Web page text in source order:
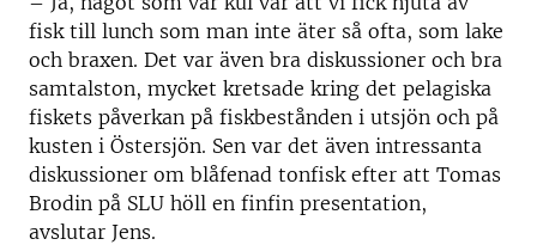
fisk till lunch som man inte äter så ofta, som lake
och braxen. Det var även bra diskussioner och bra
samtalston, mycket kretsade kring det pelagiska
fiskets påverkan på fiskbestånden i utsjön och på
kusten i Östersjön. Sen var det även intressanta
diskussioner om blåfenad tonfisk efter att Tomas
Brodin på SLU höll en finfin presentation,
avslutar Jens.